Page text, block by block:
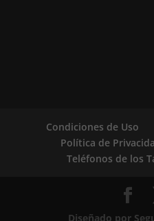
Condiciones de Uso
Política de
Teléfonos de los
Diseñado por